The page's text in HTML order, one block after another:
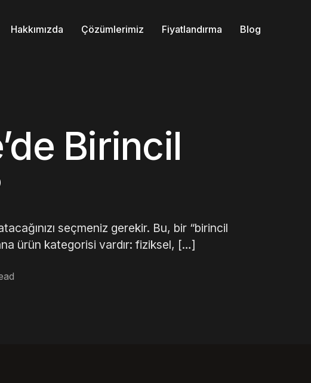
Hakkımızda Çözümlerimiz Fiyatlandırma Blog
Birincil
seçmeniz gerekir. Bu, bir “birincil
ürün kategorisi vardır: fiziksel, […]